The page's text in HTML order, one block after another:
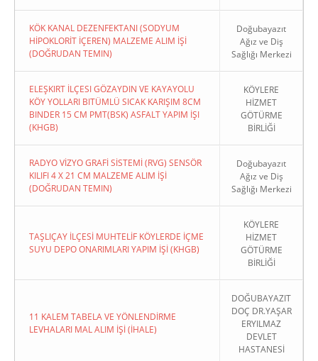
KÖK KANAL DEZENFEKTANI (SODYUM
HİPOKLORİT İÇEREN) MALZEME ALIM İŞİ
(DOĞRUDAN TEMIN)
Doğubayazıt
Ağız ve Diş
Sağlığı Merkezi
ELEŞKIRT İLÇESI GÖZAYDIN VE KAYAYOLU
KÖY YOLLARI BITÜMLÜ SICAK KARIŞIM 8CM
BINDER 15 CM PMT(BSK) ASFALT YAPIM İŞI
(KHGB)
KÖYLERE
HİZMET
GÖTÜRME
BİRLİĞİ
RADYO VİZYO GRAFİ SİSTEMİ (RVG) SENSÖR
KILIFI 4 X 21 CM MALZEME ALIM İŞİ
(DOĞRUDAN TEMIN)
Doğubayazıt
Ağız ve Diş
Sağlığı Merkezi
TAŞLIÇAY İLÇESİ MUHTELİF KÖYLERDE İÇME
SUYU DEPO ONARIMLARI YAPIM İŞİ (KHGB)
KÖYLERE
HİZMET
GÖTÜRME
BİRLİĞİ
11 KALEM TABELA VE YÖNLENDİRME
LEVHALARI MAL ALIM İŞİ (İHALE)
DOĞUBAYAZIT
DOÇ DR.YAŞAR
ERYILMAZ
DEVLET
HASTANESİ